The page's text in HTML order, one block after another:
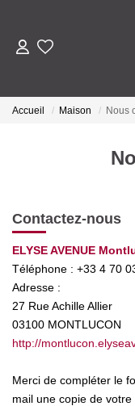
Accueil Maison Nous
Contactez-nous
ELYSE AVENUE
Téléphone : +33 4 70
Adresse :
27 Rue Achille Allier
03100 MONTLUCON
http://
Merci de compléter le
mail une copie de votre